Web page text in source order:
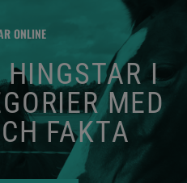
ONLINE
HINGSTAR I
MED
FAKTA